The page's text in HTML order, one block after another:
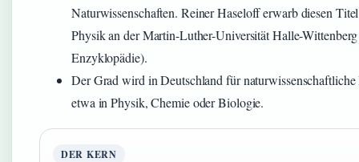
Naturwissenschaften. Reiner Haseloff erwarb diesen
Physik an der Martin-Luther-Universität Halle-
Enzyklopädie).
Der Grad wird in Deutschland für naturwissenschaftliche
etwa in Physik, Chemie oder Biologie.
DER KERN